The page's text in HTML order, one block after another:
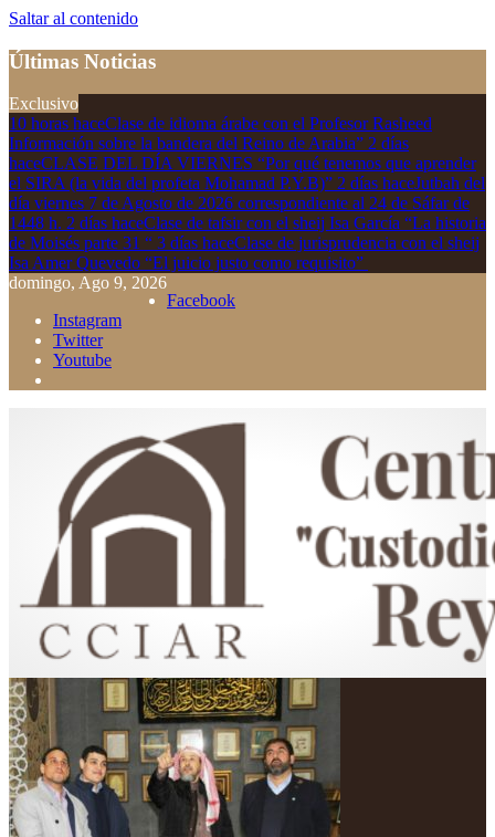
Saltar al contenido
Últimas Noticias
Exclusivo
10 horas haceClase de idioma árabe con el Profesor Rasheed
Información sobre la bandera del Reino de Arabia” 2 días
haceCLASE DEL DÍA VIERNES “Por qué tenemos que aprender
el SIRA (la vida del profeta Mohamad P.Y.B)” 2 días haceJutbah del
día viernes 7 de Agosto de 2026 correspondiente al 24 de Sáfar de
1448 h. 2 días haceClase de tafsir con el sheij Isa García “La historia
de Moisés parte 31 “ 3 días haceClase de jurisprudencia con el sheij
Isa Amer Quevedo “El juicio justo como requisito”
domingo, Ago 9, 2026
Facebook
Instagram
Twitter
Youtube
Centro Cultural Islámico "Custodio de las Dos Sagradas Mezquitas"
Rey Fahd en Argentina